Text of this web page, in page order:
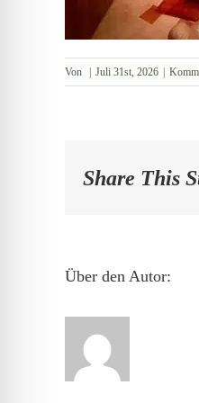
Von | Juli 31st, 2026 |
Share This
Über den Autor: